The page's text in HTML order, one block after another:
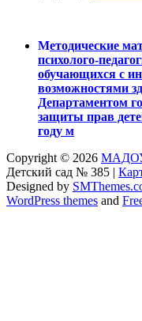
Методические
психолого-
обучающихся с
возможностями
Департаментом
защиты прав
году м
Copyright © 2026 МАДОУ
Детский сад № 385 |
Designed by
WordPress themes and